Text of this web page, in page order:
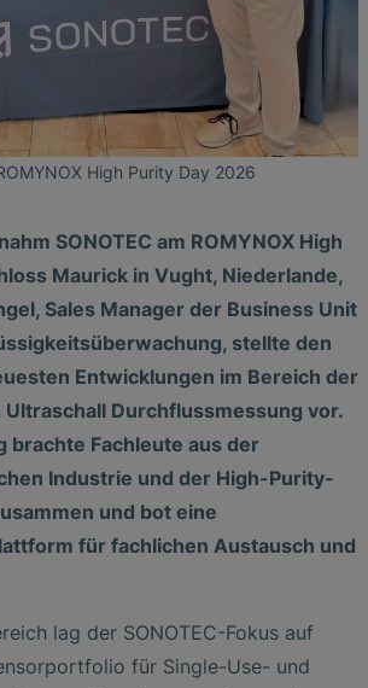
High Purity Day 2026
SONOTEC am ROMYNOX High
Maurick in Vught, Niederlande,
Sales Manager der Business Unit
stellte den
Entwicklungen im Bereich der
Durchflussmessung vor.
brachte Fachleute aus der
Industrie und der High-Purity-
und bot eine
für fachlichen Austausch und
lag der SONOTEC-Fokus auf
für Single-Use- und